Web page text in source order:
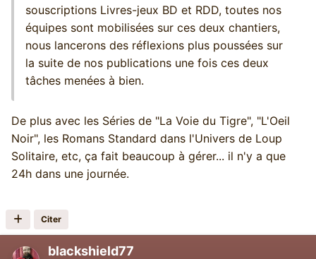
souscriptions Livres-jeux BD et RDD, toutes nos
équipes sont mobilisées sur ces deux chantiers,
nous lancerons des réflexions plus poussées sur
la suite de nos publications une fois ces deux
tâches menées à bien.
De plus avec les Séries de "La Voie du Tigre", "L'Oeil
Noir", les Romans Standard dans l'Univers de Loup
Solitaire, etc, ça fait beaucoup à gérer... il n'y a que
24h dans une journée.
Citer
blackshield77